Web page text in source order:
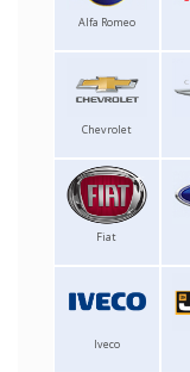
Alfa Romeo
Chevrolet
Fiat
Iveco